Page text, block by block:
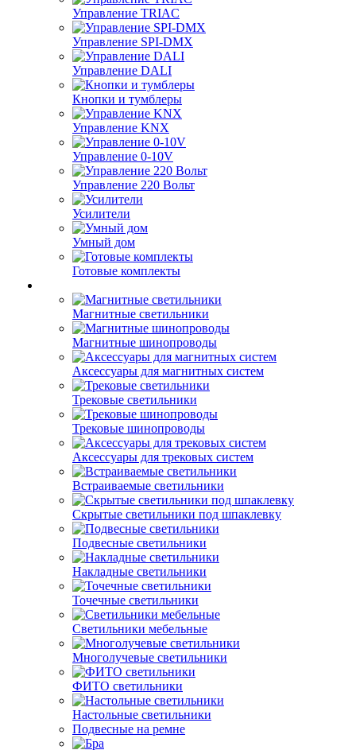
Управление TRIAC
Управление SPI-DMX
Управление DALI
Кнопки и тумблеры
Управление KNX
Управление 0-10V
Управление 220 Вольт
Усилители
Умный дом
Готовые комплекты
Магнитные светильники
Магнитные шинопроводы
Аксессуары для магнитных систем
Трековые светильники
Трековые шинопроводы
Аксессуары для трековых систем
Встраиваемые светильники
Скрытые светильники под шпаклевку
Подвесные светильники
Накладные светильники
Точечные светильники
Светильники мебельные
Многолучевые светильники
ФИТО светильники
Настольные светильники
Подвесные на ремне